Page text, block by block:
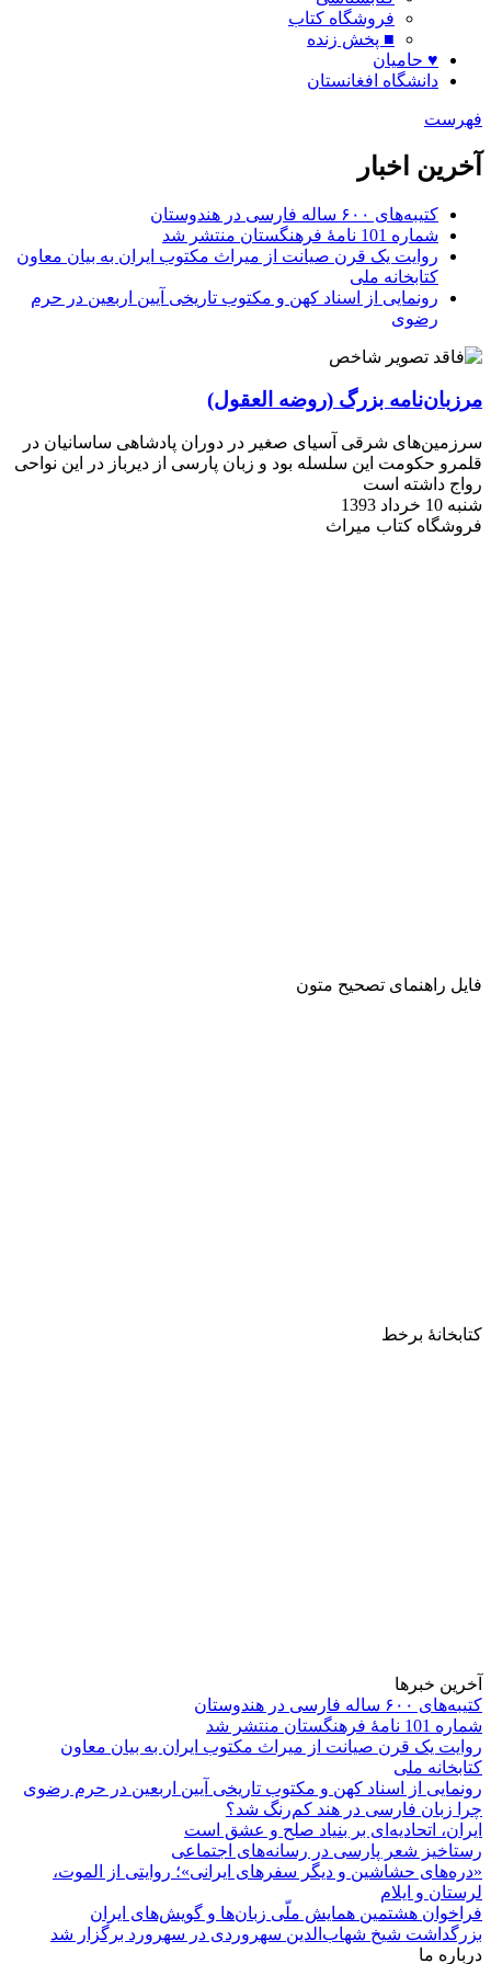
فروشگاه کتاب
■ پخش زنده
♥ حامیان
دانشگاه افغانستان
فهرست
آخرین اخبار
کتیبه‌های ۶۰۰ ساله فارسی در هندوستان
شماره 101 نامۀ فرهنگستان منتشر شد
روایت یک قرن صیانت از میراث مکتوب ایران به بیان معاون
کتابخانه ملی
رونمایی از اسناد کهن و مکتوب تاریخی آیین اربعین در حرم
رضوی
مرزبان‌نامه بزرگ (روضه العقول)
سرزمین‌های شرقی آسیای صغیر در دوران پادشاهی ساسانیان در
قلمرو حکومت این سلسله بود و زبان پارسی از دیرباز در این نواحی
رواج داشته است
شنبه 10 خرداد 1393
فروشگاه کتاب میراث
فایل راهنمای تصحیح متون
کتابخانۀ برخط
آخرین خبرها
کتیبه‌های ۶۰۰ ساله فارسی در هندوستان
شماره 101 نامۀ فرهنگستان منتشر شد
روایت یک قرن صیانت از میراث مکتوب ایران به بیان معاون
کتابخانه ملی
رونمایی از اسناد کهن و مکتوب تاریخی آیین اربعین در حرم رضوی
چرا زبان فارسی در هند کم‌رنگ شد؟
ایران، اتحادیه‌ای بر بنیاد صلح و عشق است
رستاخیز شعر پارسی در رسانه‌های اجتماعی
«دره‌های حشاشین و دیگر سفرهای ایرانی»؛ روایتی از الموت،
لرستان و ایلام
فراخوان هشتمین همایش ملّی زبان‌ها و گویش‌های ایران
بزرگداشت شیخ شهاب‌الدین سهروردی در سهرورد برگزار شد
درباره ما